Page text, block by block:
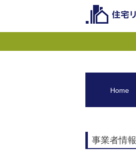
Home
事業者情報